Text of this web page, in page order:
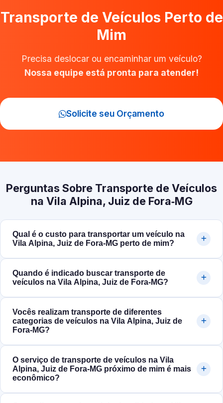
Transporte de Veículos Perto de
Mim
Precisa deslocar ou encaminhar um veículo?
Nossa equipe está pronta para atender!
Solicite seu Orçamento
Perguntas Sobre Transporte de Veículos
na Vila Alpina, Juiz de Fora‑MG
Qual é o custo para transportar um veículo na
Vila Alpina, Juiz de Fora‑MG perto de mim?
Quando é indicado buscar transporte de
veículos na Vila Alpina, Juiz de Fora‑MG?
Vocês realizam transporte de diferentes
categorias de veículos na Vila Alpina, Juiz de
Fora‑MG?
O serviço de transporte de veículos na Vila
Alpina, Juiz de Fora‑MG próximo de mim é mais
econômico?